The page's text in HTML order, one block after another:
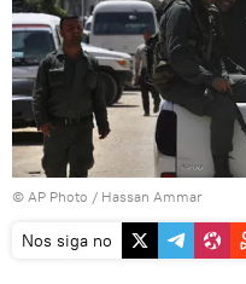
© AP Photo / Hassan Ammar
Nos siga no